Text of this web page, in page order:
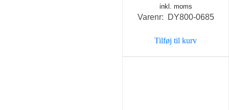
inkl. moms
Varenr: DY800-0685
Tilføj til kurv